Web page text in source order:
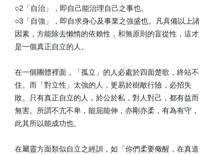
○2「自治」，即自己能治理自己之事也。
○3「自強」，即自求身心及事業之強盛也。凡具備以上諸
因素，方能除去懶惰的依賴性，和無原則的盲從性，這才
是一個真正自立的人。
在一個團體裡面，「孤立」的人必處於四面楚歌，終站不
住。而「對立性」太強的人，更易於樹敵行險，必招失
敗。只有真正自立的人，於公於私，對人對己，都有益而
無害。所謂不亢不卑，能屈能伸，亦剛亦柔，有為有守，
此其所以能成功也。
在屬靈方面類似自立之經訓，如「你們柔要儆醒，在真道